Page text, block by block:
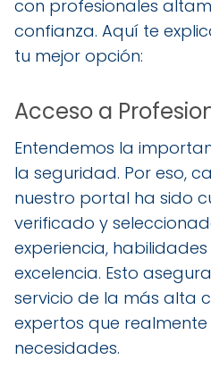
con profesionales
confianza. Aquí te
tu mejor opción:
Acceso a
Entendemos la
la seguridad. Por eso,
nuestro portal ha sido
verificado y
experiencia,
excelencia. Esto
servicio de la más alta
expertos que
necesidades.